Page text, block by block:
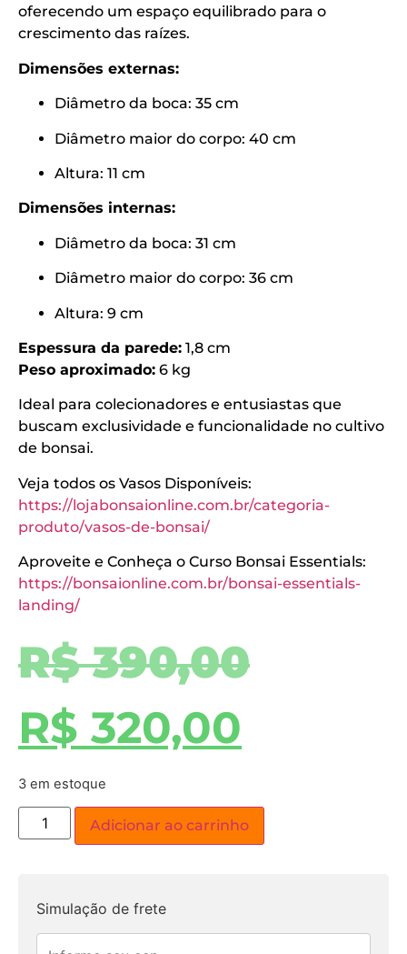
oferecendo um espaço equilibrado para o
crescimento das raízes.
Dimensões externas:
Diâmetro da boca: 35 cm
Diâmetro maior do corpo: 40 cm
Altura: 11 cm
Dimensões internas:
Diâmetro da boca: 31 cm
Diâmetro maior do corpo: 36 cm
Altura: 9 cm
Espessura da parede: 1,8 cm
Peso aproximado: 6 kg
Ideal para colecionadores e entusiastas que
buscam exclusividade e funcionalidade no cultivo
de bonsai.
Veja todos os Vasos Disponíveis:
https://lojabonsaionline.com.br/categoria-
produto/vasos-de-bonsai/
Aproveite e Conheça o Curso Bonsai Essentials:
https://bonsaionline.com.br/bonsai-essentials-
landing/
R$390,00
R$ 320,00
3 em estoque
Adicionar ao carrinho
Simulação de frete